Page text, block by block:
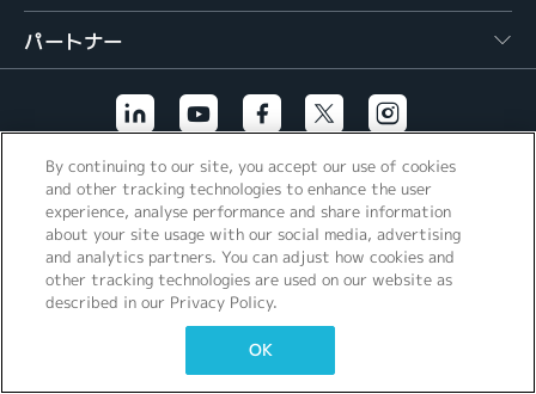
パートナー
その他のリンク
By continuing to our site, you accept our use of cookies
and other tracking technologies to enhance the user
experience, analyse performance and share information
about your site usage with our social media, advertising
and analytics partners. You can adjust how cookies and
other tracking technologies are used on our website as
described in our Privacy Policy.
OK